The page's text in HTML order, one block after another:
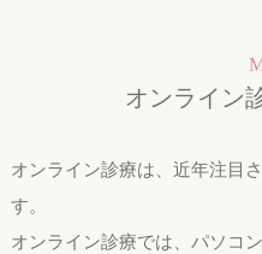
オンライン
オンライン診療は、近年注目
す。
オンライン診療では、パソコ